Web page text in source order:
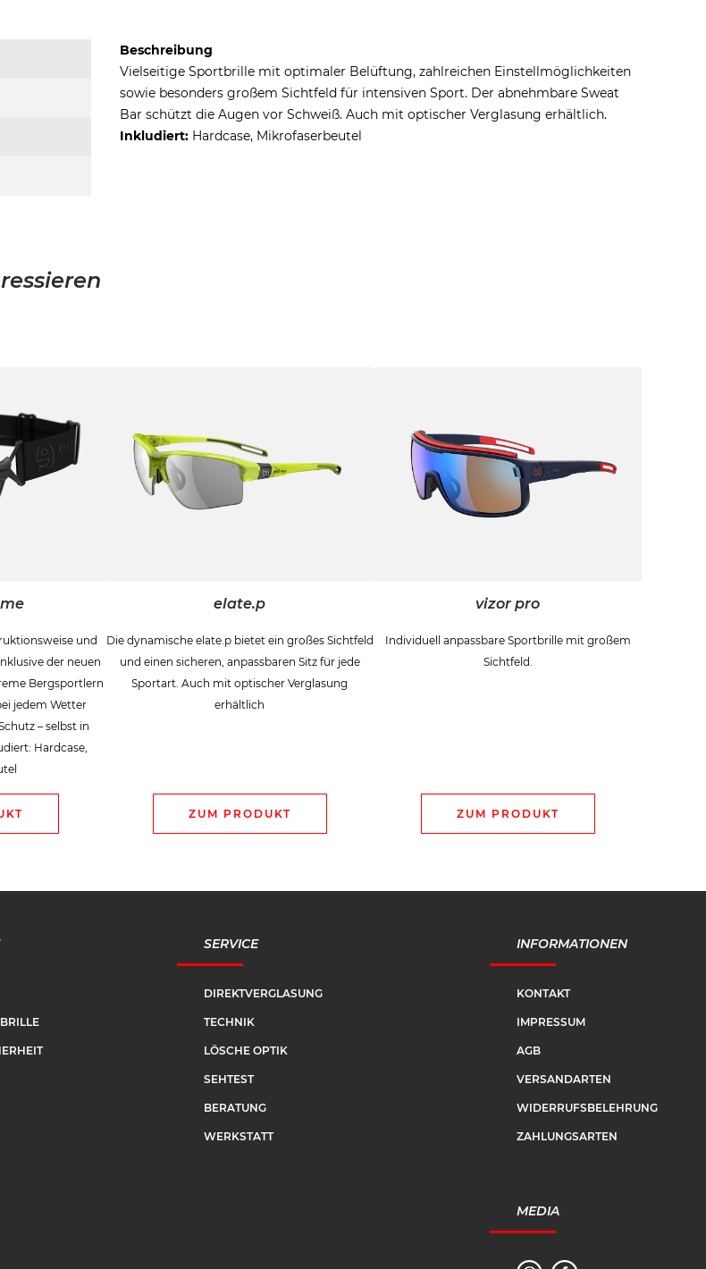
Beschreibung
Vielseitige Sportbrille mit optimaler Belüftung, zahlreichen Einstellmöglichkeiten
sowie besonders großem Sichtfeld für intensiven Sport. Der abnehmbare Sweat
Bar schützt die Augen vor Schweiß. Auch mit optischer Verglasung erhältlich.
Inkludiert: Hardcase, Mikrofaserbeutel
und
der neuen
Bergsportlern
jedem Wetter
– selbst in
Hardcase,
elate.p
Die dynamische elate.p bietet ein großes Sichtfeld
und einen sicheren, anpassbaren Sitz für jede
Sportart. Auch mit optischer Verglasung
erhältlich
ZUM PRODUKT
vizor pro
Individuell anpassbare Sportbrille mit großem
Sichtfeld.
ZUM PRODUKT
SERVICE
DIREKTVERGLASUNG
TECHNIK
LÖSCHE OPTIK
SEHTEST
BERATUNG
WERKSTATT
INFORMATIONEN
KONTAKT
IMPRESSUM
AGB
VERSANDARTEN
WIDERRUFSBELEHRUNG
ZAHLUNGSARTEN
MEDIA